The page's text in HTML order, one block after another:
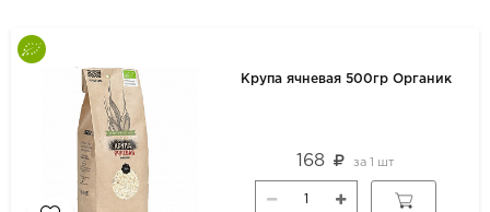
Крупа ячневая 500гр Органик
168 за 1 шт